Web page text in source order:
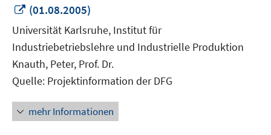
In
neuem
Fenster
öffnen
(01.08.2005)
Universität Karlsruhe, Institut für
Industriebetriebslehre und Industrielle Produktion
Knauth, Peter, Prof. Dr.
Quelle: Projektinformation der DFG
mehr Informationen